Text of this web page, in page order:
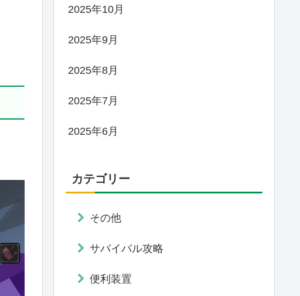
2025年10月
2025年9月
2025年8月
2025年7月
2025年6月
カテゴリー
その他
サバイバル攻略
便利装置